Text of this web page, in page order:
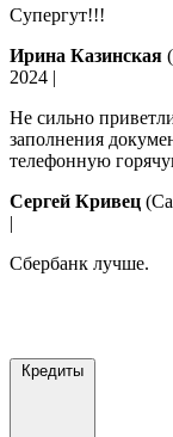
Супергут!!!
Ирина Казинская
2024 |
Не сильно
заполнения
телефонную
Сергей Кривец
|
Сбербанк лучше.
Кредиты